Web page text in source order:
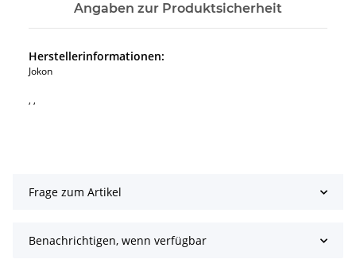
Angaben zur Produktsicherheit
Herstellerinformationen:
Jokon
, ,
Frage zum Artikel
Benachrichtigen, wenn verfügbar